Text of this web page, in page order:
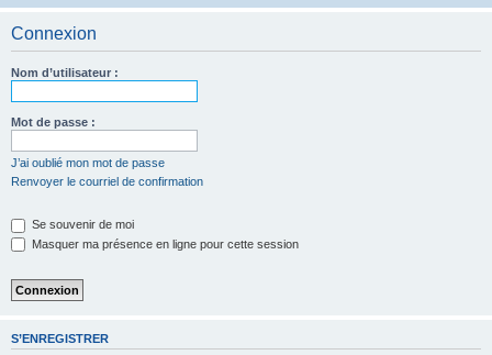
Connexion
Nom d’utilisateur :
Mot de passe :
J’ai oublié mon mot de passe
Renvoyer le courriel de confirmation
Se souvenir de moi
Masquer ma présence en ligne pour cette session
S’ENREGISTRER